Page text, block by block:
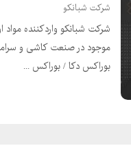
شرکت شبانکو
شرکت شبانکو واردکننده
موجود در صنعت کاشی و
بوراکس دکا / بوراکس ...